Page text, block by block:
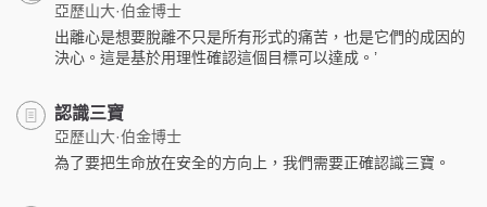
亞歷山大·伯金博士
出離心是想要脫離不只是所有形式的痛苦，也是它們的成因的
決心。這是基於用理性確認這個目標可以達成。’
認識三寶
亞歷山大·伯金博士
為了要把生命放在安全的方向上，我們需要正確認識三寶。